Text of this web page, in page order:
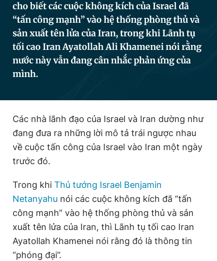
Đọc Thanh Niên trên điện thoại
Hotline
0906 645 777
Liên hệ quảng cáo
0908 780 404
Tổng biên tập: Nguyễn Ngọc Toàn
Phó tổng biên tập thường trực: Hải Thành
Phó tổng biên tập: Lâm Hiếu Dũng
Phó tổng biên tập: Trần Việt Hưng
Tổng thư ký tòa soạn: Đức Trung
Giấy phép xuất bản số 110/GP - BTTTT cấp ngày 24.3.2020
© 2003-2026 Bản quyền thuộc về Báo Thanh Niên. Cấm sao
chép dưới mọi hình thức nếu không có sự chấp thuận bằng văn
cho biết các cuộc không kích của Israel đã
“tấn công mạnh” vào hệ thống phòng thủ và
sản xuất tên lửa của Iran, trong khi Lãnh tụ
tối cao Iran Ayatollah Ali Khamenei nói rằng
nước này vẫn đang cân nhắc phản ứng của
mình.
Các nhà lãnh đạo của Israel và Iran dường như
đang đưa ra những lời mô tả trái ngược nhau
về cuộc tấn công của Israel vào Iran một ngày
trước đó.
Trong khi Thủ tướng Israel Benjamin
Netanyahu nói các cuộc không kích đã “tấn
công mạnh” vào hệ thống phòng thủ và sản
xuất tên lửa của Iran, thì Lãnh tụ tối cao Iran
Ayatollah Khamenei nói rằng đó là thông tin
“phóng đại”.